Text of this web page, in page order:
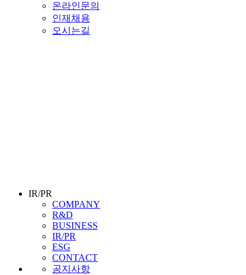
온라인문의
인재채용
오시는길
IR/PR
COMPANY
R&D
BUSINESS
IR/PR
ESG
CONTACT
공지사항